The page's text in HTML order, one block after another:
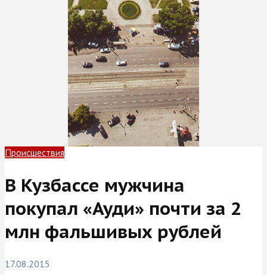
Происшествия
В Кузбассе мужчина
покупал «Ауди» почти за 2
млн фальшивых рублей
17.08.2015